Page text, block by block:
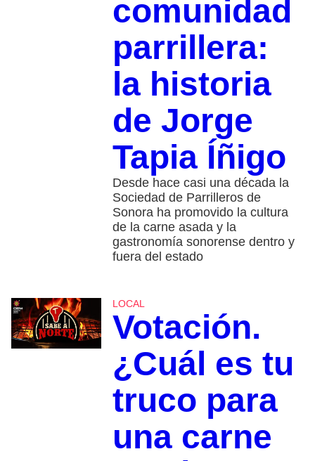
comunidad
parrillera:
la historia
de Jorge
Tapia Íñigo
Desde hace casi una década la
Sociedad de Parrilleros de
Sonora ha promovido la cultura
de la carne asada y la
gastronomía sonorense dentro y
fuera del estado
LOCAL
Votación.
¿Cuál es tu
truco para
una carne